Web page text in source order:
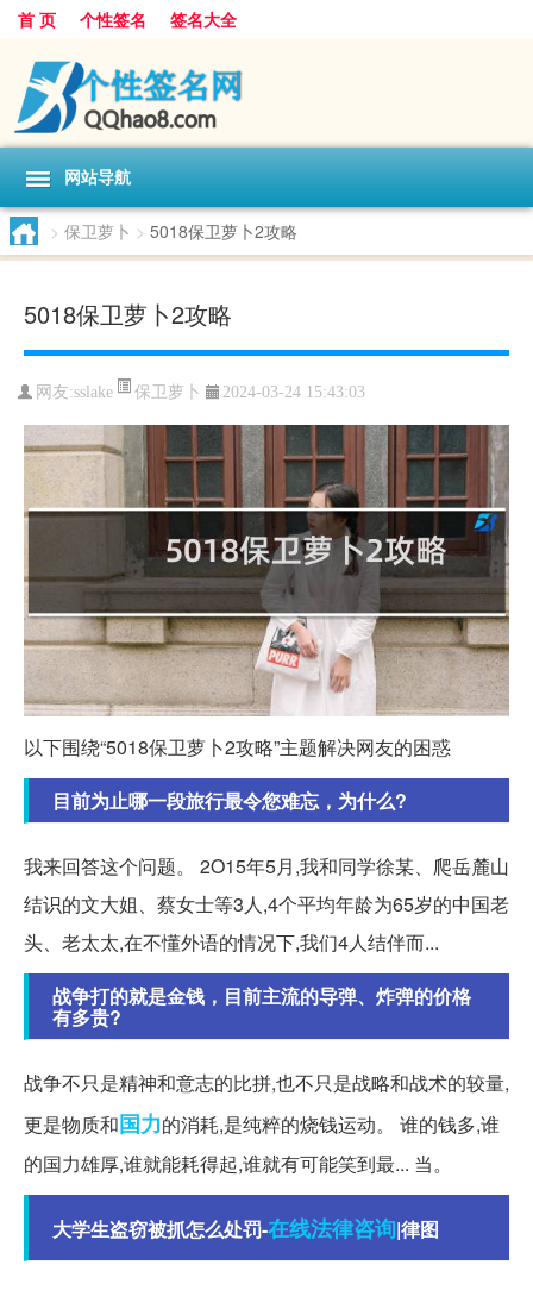
首 页 个性签名 签名大全
网站导航
> 保卫萝卜 > 5018保卫萝卜2攻略
5018保卫萝卜2攻略
网友:sslake 保卫萝卜 2024-03-24 15:43:03
以下围绕“5018保卫萝卜2攻略”主题解决网友的困惑
目前为止哪一段旅行最令您难忘，为什么?
我来回答这个问题。 2O15年5月,我和同学徐某、爬岳麓山
结识的文大姐、蔡女士等3人,4个平均年龄为65岁的中国老
头、老太太,在不懂外语的情况下,我们4人结伴而...
战争打的就是金钱，目前主流的导弹、炸弹的价格
有多贵?
战争不只是精神和意志的比拼,也不只是战略和战术的较量,
更是物质和国力的消耗,是纯粹的烧钱运动。 谁的钱多,谁
的国力雄厚,谁就能耗得起,谁就有可能笑到最... 当。
大学生盗窃被抓怎么处罚-在线法律咨询|律图